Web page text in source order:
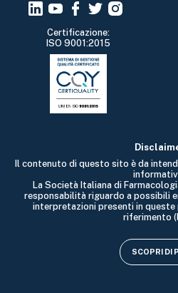
Certificazione:
ISO 9001:2015
Il contenuto di questo sito è da
La Società Italiana di
responsabilità riguardo a possibili
interpretazioni presenti in queste
riferimento
SCOPRI DI